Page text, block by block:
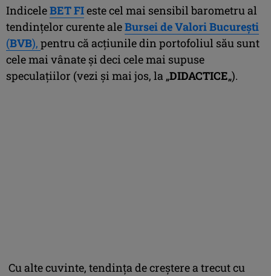
IndiceleBET FIeste cel mai sensibil barometru al
tendinţelor curente aleBursei de Valori Bucureşti
(BVB), pentru că acţiunile din portofoliul său sunt
cele mai vânate şi deci cele mai supuse
speculaţiilor (vezi şi mai jos, la „DIDACTICE„).
Cu alte cuvinte, tendinţa de creştere a trecut cu